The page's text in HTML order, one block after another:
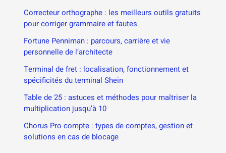
Correcteur orthographe : les meilleurs outils gratuits
pour corriger grammaire et fautes
Fortune Penniman : parcours, carrière et vie
personnelle de l’architecte
Terminal de fret : localisation, fonctionnement et
spécificités du terminal Shein
Table de 25 : astuces et méthodes pour maîtriser la
multiplication jusqu’à 10
Chorus Pro compte : types de comptes, gestion et
solutions en cas de blocage